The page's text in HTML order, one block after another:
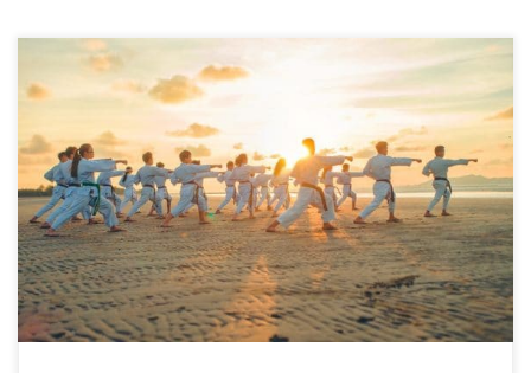
Les bienfaits de la pratique d’une activité physique
adaptée et/ou sportive pour lutter contre le cancer ou les
maladies chroniques ne sont plus à démontrer. Les
personnes atteintes d’une maladie chronique ou luttant
contre un cancer peuvent ressentir les bienfaits de
pratiquer une activité physique ou sportive régulière, tant
qu’elle […]